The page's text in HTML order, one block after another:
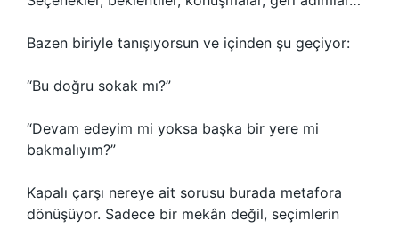
Bazen biriyle tanışıyorsun ve içinden şu geçiyor:
“Bu doğru sokak mı?”
“Devam edeyim mi yoksa başka bir yere mi
bakmalıyım?”
Kapalı çarşı nereye ait sorusu burada metafora
dönüşüyor. Sadece bir mekân değil, seçimlerin